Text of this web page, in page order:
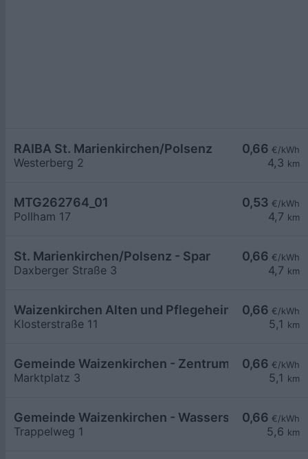
0,66 €/kWh
4,3 km
RAIBA St. Marienkirchen/Polsenz
Westerberg 2
0,53 €/kWh
4,7 km
MTG262764_01
Pollham 17
0,66 €/kWh
4,7 km
St. Marienkirchen/Polsenz - Spar
Daxberger Straße 3
0,66 €/kWh
5,1 km
Waizenkirchen Alten und Pflegeheim LG1
Klosterstraße 11
0,66 €/kWh
5,1 km
Gemeinde Waizenkirchen - Zentrum
Marktplatz 3
0,66 €/kWh
5,6 km
Gemeinde Waizenkirchen - Wasserschloss
Trappelweg 1